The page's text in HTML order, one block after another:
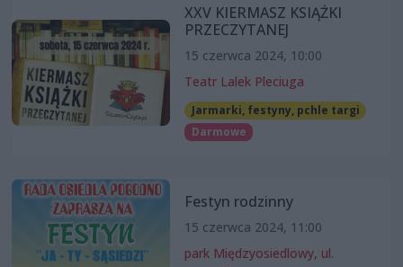
XXV KIERMASZ KSIĄŻKI
PRZECZYTANEJ
15 czerwca 2024, 10:00
Teatr Lalek Pleciuga
Jarmarki, festyny, pchle targi
Darmowe
Festyn rodzinny
15 czerwca 2024, 11:00
park Międzyosiedlowy, ul.